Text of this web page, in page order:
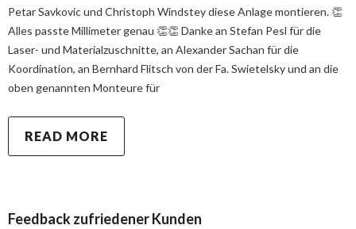
Petar Savkovic und Christoph Windstey diese Anlage montieren. 👏
Alles passte Millimeter genau 👏👏 Danke an Stefan Pesl für die
Laser- und Materialzuschnitte, an Alexander Sachan für die
Koordination, an Bernhard Flitsch von der Fa. Swietelsky und an die
oben genannten Monteure für
READ MORE
Feedback zufriedener Kunden